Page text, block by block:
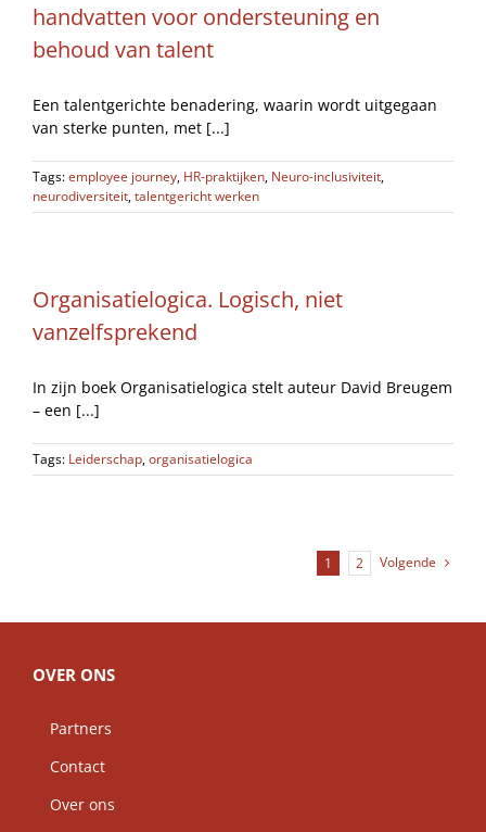
handvatten voor ondersteuning en
behoud van talent
Een talentgerichte benadering, waarin wordt uitgegaan
van sterke punten, met [...]
Tags:employee journey, HR-praktijken, Neuro-inclusiviteit,
neurodiversiteit,talentgericht werken
Organisatielogica. Logisch, niet
vanzelfsprekend
In zijn boek Organisatielogica stelt auteur David Breugem
– een [...]
Tags: Leiderschap,organisatielogica
1 2 Volgende
OVER ONS
Partners
Contact
Over ons